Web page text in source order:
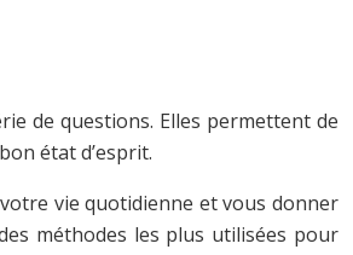
de questions. Elles permettent de
état d’esprit.
vie quotidienne et vous donner
méthodes les plus utilisées pour